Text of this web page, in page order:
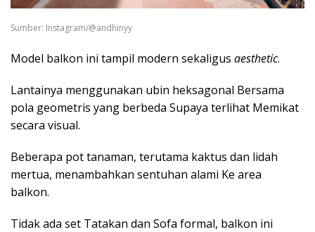
Sumber: Instagram/@andhinyy
Model balkon ini tampil modern sekaligus aesthetic.
Lantainya menggunakan ubin heksagonal Bersama
pola geometris yang berbeda Supaya terlihat Memikat
secara visual.
Beberapa pot tanaman, terutama kaktus dan lidah
mertua, menambahkan sentuhan alami Ke area
balkon.
Tidak ada set Tatakan dan Sofa formal, balkon ini